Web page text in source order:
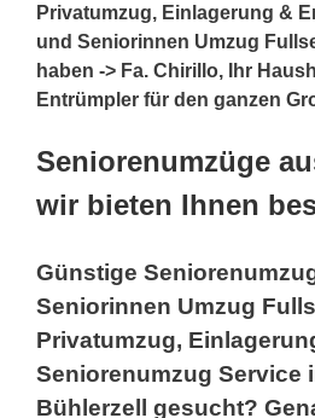
Privatumzug, Einlagerung &
und Seniorinnen Umzug
haben -> Fa. Chirillo, Ihr
Entrümpler für den ganzen
Seniorenumzüge
wir bieten Ihnen
Günstige
Seniorinnen Umzug
Privatumzug,
Seniorenumzug Service
Bühlerzell gesucht?